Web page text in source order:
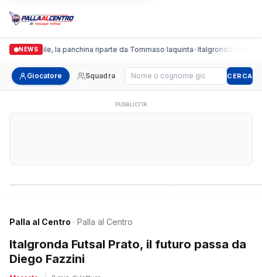
NEWS
Femminile, la panchina riparte da Tommaso Iaquinta•Italgronda Futsal
Giocatore Squadra Cerca giocatore CERCA
PUBBLICITÀ
Palla al Centro · Palla al Centro
Italgronda Futsal Prato, il futuro passa da
Diego Fazzini